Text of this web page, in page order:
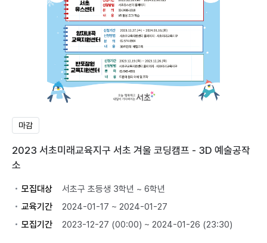
마감
2023 서초미래교육지구 서초 겨울 코딩캠프 - 3D 예술공작
소
모집대상
서초구 초등생 3학년 ~ 6학년
교육기간
2024-01-17 ~ 2024-01-27
모집기간
2023-12-27 (00:00) ~ 2024-01-26 (23:30)